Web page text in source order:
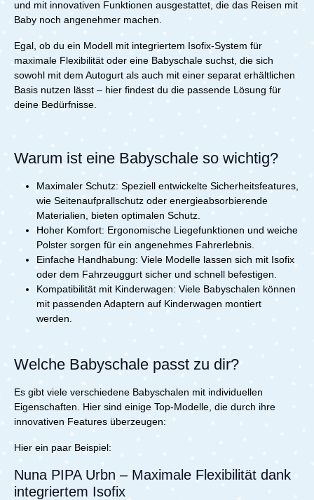
Begleiter für alle Eltern, die Wert auf Qualität, Stil und
Funktionalität legen. Mit der Calmi R129 kannst du
ist – sowohl im Auto als auch draußen. Technische
Daten: Maße: L 82,4 x B 45 x H 44,8 - 60,6 cm
Verwendung: ab Geburt bis ca. 6 Monate/ max. 9 kg
Gewicht: 3,6 kg Zertifizierung: ECE R129/03 (i-Size)
Lieferumfang: 1x Joie Signature Calmi
ist separat erhältlich
(ca. 18 Monate).Flexibilität: Kompatibel mit ISOFIX und
Gurtbefestigung, sowie mit CYBEX-Kinderwagen.Die
sie ist ein durchdachtes, sicheres und komfortables
System, das sich nahtlos in deinen Alltag integriert. Ob
für die ersten Autofahrten nach der Geburt,
Spaziergänge im Park oder längere Reisen – die Cloud
T i-Size bietet dir und deinem Baby die Sicherheit und
den Komfort, den ihr verdient.Entscheide dich für die
Die Cloud T i-Size ist nur mit der Base T (separat
Babyschale von CYBEXNeugeboreneneinlage
MonateLieferumfang:1x Joie Signature Sprint
BabyschaleNeugeboreneneinlageGurtpolsterISOFIX-
Einführhilfen
und mit innovativen Funktionen ausgestattet, die das Reisen mit
Baby noch angenehmer machen.
Egal, ob du ein Modell mit integriertem Isofix-System für
maximale Flexibilität oder eine Babyschale suchst, die sich
sowohl mit dem Autogurt als auch mit einer separat erhältlichen
Basis nutzen lässt – hier findest du die passende Lösung für
deine Bedürfnisse.
Warum ist eine Babyschale so wichtig?
Maximaler Schutz: Speziell entwickelte Sicherheitsfeatures,
wie Seitenaufprallschutz oder energieabsorbierende
Materialien, bieten optimalen Schutz.
Hoher Komfort: Ergonomische Liegefunktionen und weiche
Polster sorgen für ein angenehmes Fahrerlebnis.
Einfache Handhabung: Viele Modelle lassen sich mit Isofix
oder dem Fahrzeuggurt sicher und schnell befestigen.
Kompatibilität mit Kinderwagen: Viele Babyschalen können
mit passenden Adaptern auf Kinderwagen montiert
werden.
Welche Babyschale passt zu dir?
Es gibt viele verschiedene Babyschalen mit individuellen
Eigenschaften. Hier sind einige Top-Modelle, die durch ihre
innovativen Features überzeugen:
Hier ein paar Beispiel:
Nuna PIPA Urbn – Maximale Flexibilität dank
integriertem Isofix